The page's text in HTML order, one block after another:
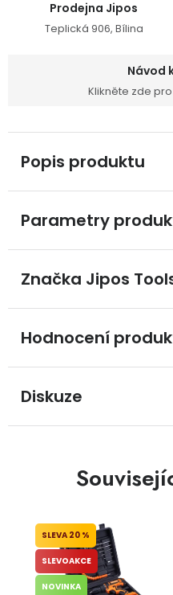
Prodejna Jipos
Teplická 906, Bílina
Návod
Klikněte zde
Popis produktu
Parametry
Značka Jipos
Hodnocení
Diskuze
20 %
SLEVOAKCE
NOVINKA